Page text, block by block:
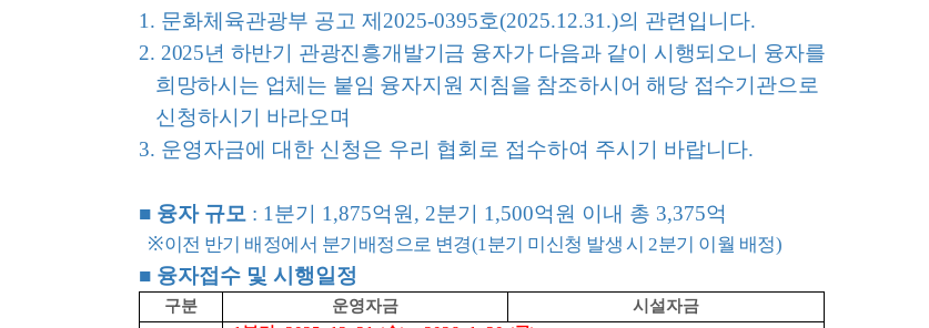
1. 문화체육관광부 공고 제2025-0395호(2025.12.31.)의 관련입니다.
2. 2025년 하반기 관광진흥개발기금 융자가 다음과 같이 시행되오니 융자를
희망하시는 업체는 붙임 융자지원 지침을 참조하시어 해당 접수기관으로
신청하시기 바라오며
3. 운영자금에 대한 신청은 우리 협회로 접수하여 주시기 바랍니다.
■융자 규모 : 1분기 1,875억원, 2분기 1,500억원 이내 총 3,375억
※이전 반기 배정에서 분기배정으로 변경(1분기 미신청 발생 시 2분기 이월 배정)
■융자접수 및 시행일정
구분 운영자금 시설자금